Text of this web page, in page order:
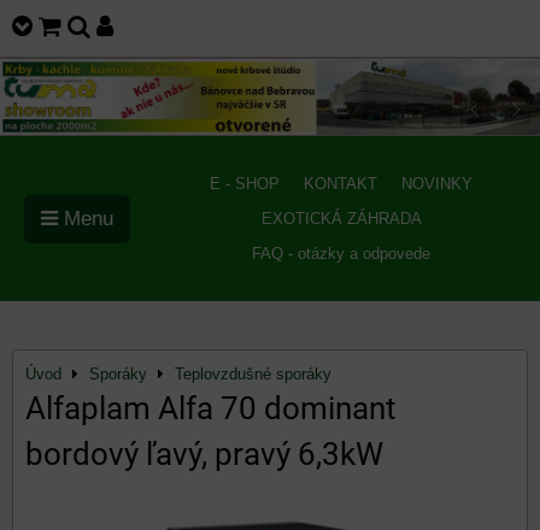
E - SHOP KONTAKT
NOVINKY
EXOTICKÁ ZÁHRADA
FAQ - otázky a odpovede
Menu
Úvod Sporáky Teplovzdušné sporáky
Alfaplam Alfa 70 dominant
bordový ľavý, pravý 6,3kW